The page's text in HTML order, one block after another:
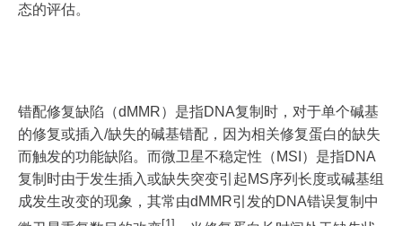
态的评估。
错配修复缺陷（dMMR）是指DNA复制时，对于单个碱基
的修复或插入/缺失的碱基错配，因为相关修复蛋白的缺失
而触发的功能缺陷。而微卫星不稳定性（MSI）是指DNA
复制时由于发生插入或缺失突变引起MS序列长度或碱基组
成发生改变的现象，其常由dMMR引发的DNA错误复制中